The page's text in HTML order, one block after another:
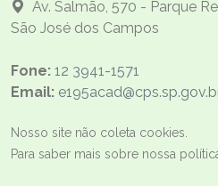
Av. Salmão, 570 - Parque
São José dos Campos
Fone: 12 3941-1571
Email:
Nosso site não coleta cookies.
Para saber mais sobre nossa